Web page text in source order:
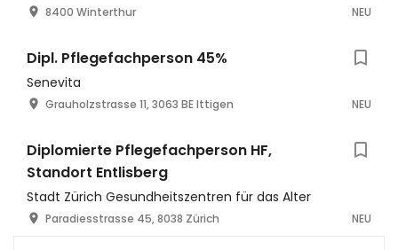
8400 Winterthur NEU
Dipl. Pflegefachperson 45%
Senevita
Grauholzstrasse 11, 3063 BE Ittigen NEU
Diplomierte Pflegefachperson HF,
Standort Entlisberg
Stadt Zürich Gesundheitszentren für das Alter
Paradiesstrasse 45, 8038 Zürich NEU